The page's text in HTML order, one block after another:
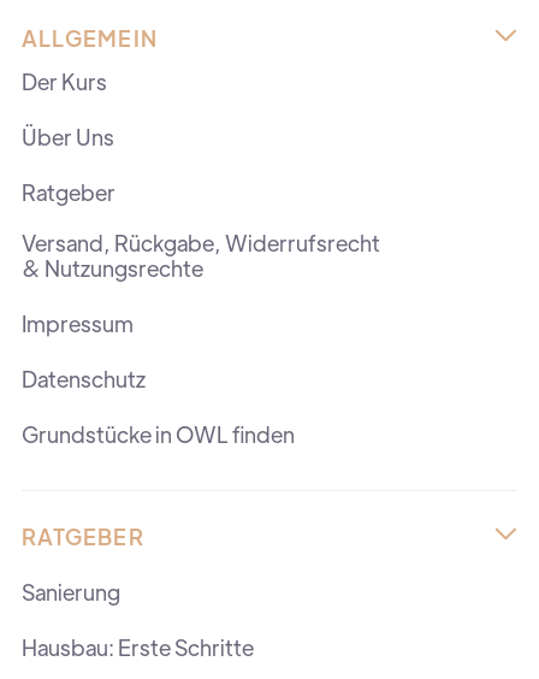
ALLGEMEIN 
Der Kurs
Über Uns
Ratgeber
Versand, Rückgabe, Widerrufsrecht
& Nutzungsrechte
Impressum
Datenschutz
Grundstücke in OWL finden
RATGEBER 
Sanierung
Hausbau: Erste Schritte